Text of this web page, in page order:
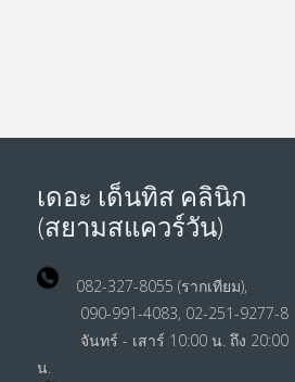
เดอะ เด็นทิส คลินิก
(สยามสแควร์วัน)
082-327-8055 (รากเทียม),
090-991-4083, 02-251-9277-8
จันทร์ - เสาร์ 10:00 น. ถึง 20:00
น.